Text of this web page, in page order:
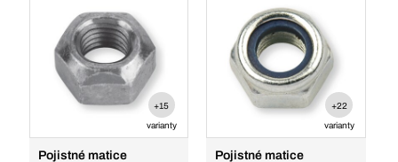
+15
varianty
Pojistné matice
+22
varianty
Pojistné matice